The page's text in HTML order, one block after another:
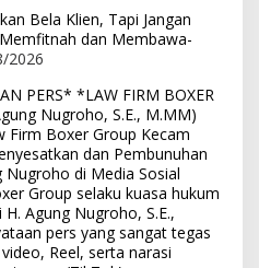
Bela Klien, Tapi Jangan
dan Membawa-
2026
PERS* *LAW FIRM BOXER
Nugroho, S.E., M.MM)
Firm Boxer Group Kecam
dan Pembunuhan
Nugroho di Media Sosial
Group selaku kuasa hukum
Agung Nugroho, S.E.,
pers yang sangat tegas
Reel, serta narasi